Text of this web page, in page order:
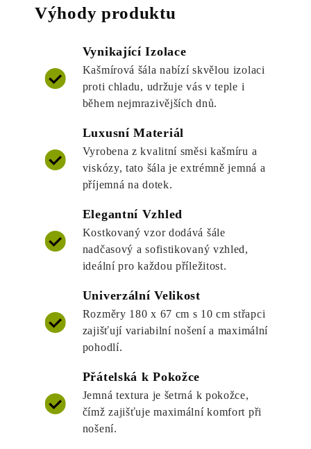
Výhody produktu
Vynikající Izolace
Kašmírová šála nabízí skvělou izolaci
proti chladu, udržuje vás v teple i
během nejmrazivějších dnů.
Luxusní Materiál
Vyrobena z kvalitní směsi kašmíru a
viskózy, tato šála je extrémně jemná a
příjemná na dotek.
Elegantní Vzhled
Kostkovaný vzor dodává šále
nadčasový a sofistikovaný vzhled,
ideální pro každou příležitost.
Univerzální Velikost
Rozměry 180 x 67 cm s 10 cm střapci
zajišťují variabilní nošení a maximální
pohodlí.
Přátelská k Pokožce
Jemná textura je šetrná k pokožce,
čímž zajišťuje maximální komfort při
nošení.